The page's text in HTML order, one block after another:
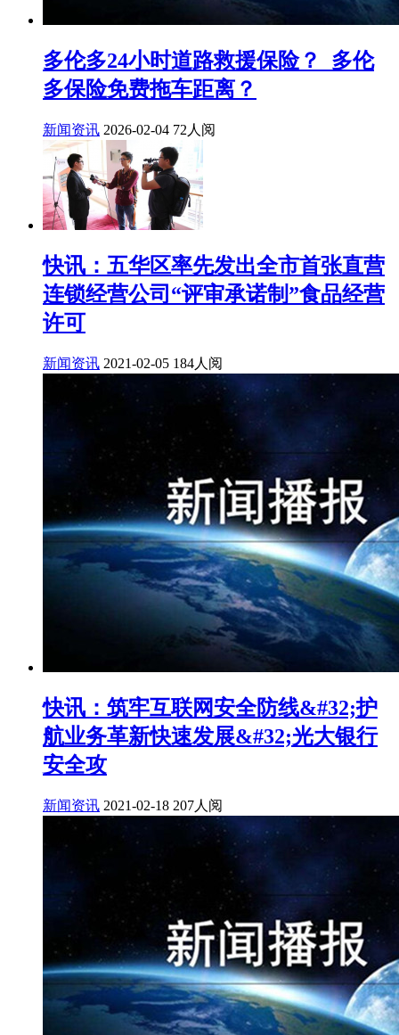
多伦多24小时道路救援保险？_多伦
多保险免费拖车距离？
新闻资讯 2026-02-04 72人阅
快讯：五华区率先发出全市首张直营
连锁经营公司“评审承诺制”食品经营
许可
新闻资讯 2021-02-05 184人阅
快讯：筑牢互联网安全防线&#32;护
航业务革新快速发展&#32;光大银行
安全攻
新闻资讯 2021-02-18 207人阅